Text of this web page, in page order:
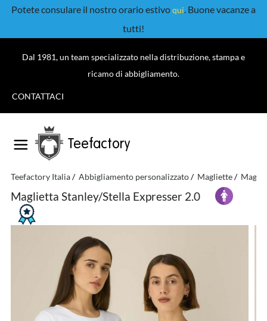
Potete consulare il nostro orario estivoqui. Buone vacanze a
tutti!
Dal 1981, un team specializzato nella distribuzione, stampa e
ricamo di abbigliamento.
CONTATTACI
Teefactory
Teefactory Italia Abbigliamento personalizzato Magliette
Maglietta Stanley/Stella Expresser 2.0